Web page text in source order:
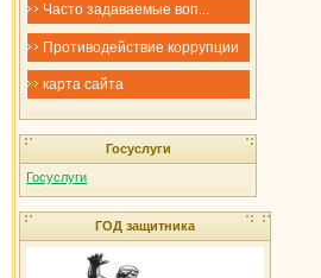
Часто задаваемые воп...
Противодействие коррупции
карта сайта
Госуслуги
Госуслуги
ГОД защитника